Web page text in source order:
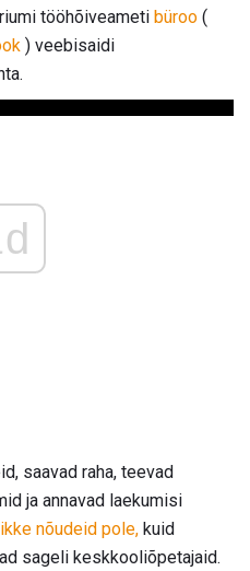
tööhõiveameti büroo (
) veebisaidi
saavad raha, teevad
ja annavad laekumisi
nõudeid pole, kuid
sageli keskkooliõpetajaid.